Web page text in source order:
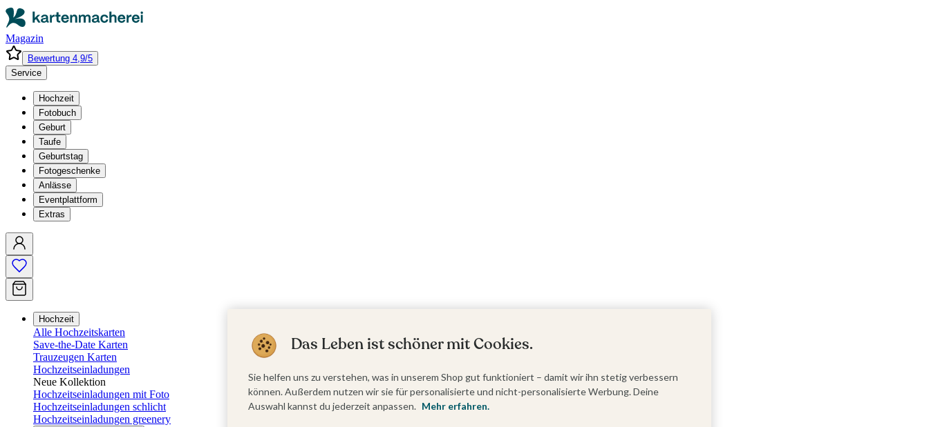
Magazin
Bewertung 4,9/5
Service
Hochzeit
Fotobuch
Geburt
Taufe
Geburtstag
Fotogeschenke
Anlässe
Eventplattform
Extras
Hochzeit
Alle Hochzeitskarten
Save-the-Date Karten
Trauzeugen Karten
Hochzeitseinladungen
Neue Kollektion
Hochzeitseinladungen mit Foto
Hochzeitseinladungen schlicht
Hochzeitseinladungen greenery
Das Leben ist schöner mit Cookies.
Sie helfen uns zu verstehen, was in unserem Shop gut funktioniert – damit wir ihn stetig verbessern
können. Außerdem nutzen wir sie für personalisierte und nicht-personalisierte Werbung. Deine
Auswahl kannst du jederzeit anpassen. Mehr erfahren.